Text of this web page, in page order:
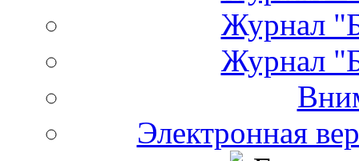
Журнал
Журнал
Электронная